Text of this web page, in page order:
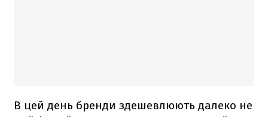
В цей день бренди здешевлюють далеко не